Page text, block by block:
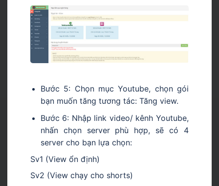
Bước 5: Chọn mục Youtube, chọn gói
bạn muốn tăng tương tác: Tăng view.
Bước 6: Nhập link video/ kênh Youtube,
nhấn chọn server phù hợp, sẽ có 4
server cho bạn lựa chọn:
Sv1 (View ổn định)
Sv2 (View chạy cho shorts)